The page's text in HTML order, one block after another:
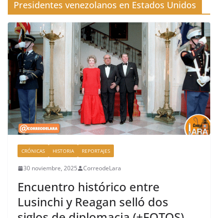
Presidentes venezolanos en Estados Unidos
CRÓNICAS HISTORIA REPORTAJES
30 noviembre, 2025 CorreodeLara
Encuentro histórico entre
Lusinchi y Reagan selló dos